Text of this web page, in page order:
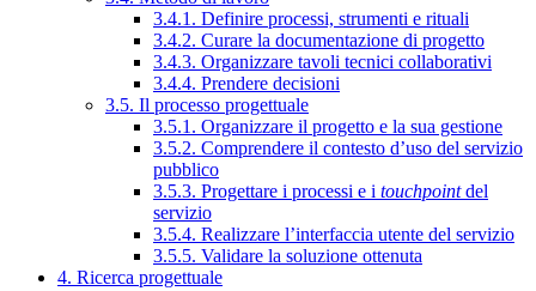
3.4.1. Definire processi, strumenti e rituali
3.4.2. Curare la documentazione di progetto
3.4.3. Organizzare tavoli tecnici collaborativi
3.4.4. Prendere decisioni
3.5. Il processo progettuale
3.5.1. Organizzare il progetto e la sua gestione
3.5.2. Comprendere il contesto d’uso del servizio
pubblico
3.5.3. Progettare i processi e i touchpointdel
servizio
3.5.4. Realizzare l’interfaccia utente del servizio
3.5.5. Validare la soluzione ottenuta
4. Ricerca progettuale